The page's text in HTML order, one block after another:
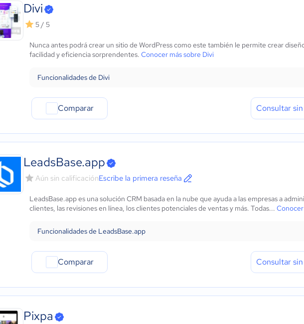
Divi
5 / 5
Nunca antes podrá crear un sitio de WordPress como este también le permite crear
facilidad y eficiencia sorprendentes. Conocer más sobre Divi
Funcionalidades de Divi
Comparar Consultar
LeadsBase.app
Aún sin calificaciónEscribe la primera reseña
LeadsBase.app es una solución CRM basada en la nube que ayuda a las empresas a
clientes, las revisiones en línea, los clientes potenciales de ventas y más. Todas...
Funcionalidades de LeadsBase.app
Comparar Consultar
Pixpa